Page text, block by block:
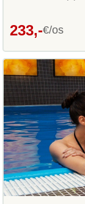
233,-€/os